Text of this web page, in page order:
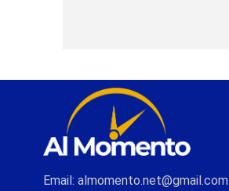
Email: almomento.net@gmail.com